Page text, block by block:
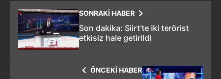
SONRAKİ HABER
Son dakika: Siirt'te iki terörist
etkisiz hale getirildi
ÖNCEKİ HABER